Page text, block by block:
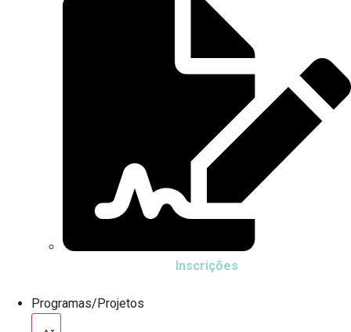
Inscrições
Programas/Projetos